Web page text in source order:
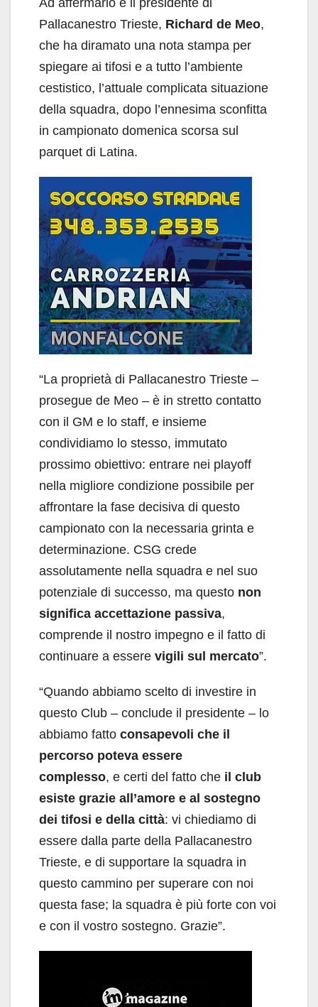
Ad affermarlo è il presidente di
Pallacanestro Trieste, Richard de Meo,
che ha diramato una nota stampa per
spiegare ai tifosi e a tutto l’ambiente
cestistico, l’attuale complicata situazione
della squadra, dopo l’ennesima sconfitta
in campionato domenica scorsa sul
parquet di Latina.
“La proprietà di Pallacanestro Trieste –
prosegue de Meo – è in stretto contatto
con il GM e lo staff, e insieme
condividiamo lo stesso, immutato
prossimo obiettivo: entrare nei playoff
nella migliore condizione possibile per
affrontare la fase decisiva di questo
campionato con la necessaria grinta e
determinazione. CSG crede
assolutamente nella squadra e nel suo
potenziale di successo, ma questo non
significa accettazione passiva,
comprende il nostro impegno e il fatto di
continuare a essere vigili sul mercato”.
“Quando abbiamo scelto di investire in
questo Club – conclude il presidente – lo
abbiamo fatto consapevoli che il
percorso poteva essere
complesso, e certi del fatto che il club
esiste grazie all’amore e al sostegno
dei tifosi e della città: vi chiediamo di
essere dalla parte della Pallacanestro
Trieste, e di supportare la squadra in
questo cammino per superare con noi
questa fase; la squadra è più forte con voi
e con il vostro sostegno. Grazie”.